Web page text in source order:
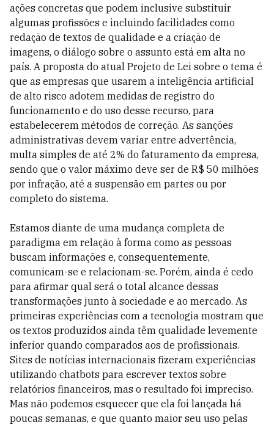
ações concretas que podem inclusive substituir
algumas profissões e incluindo facilidades como
redação de textos de qualidade e a criação de
imagens, o diálogo sobre o assunto está em alta no
país. A proposta do atual Projeto de Lei sobre o tema é
que as empresas que usarem a inteligência artificial
de alto risco adotem medidas de registro do
funcionamento e do uso desse recurso, para
estabelecerem métodos de correção. As sanções
administrativas devem variar entre advertência,
multa simples de até 2% do faturamento da empresa,
sendo que o valor máximo deve ser de R$ 50 milhões
por infração, até a suspensão em partes ou por
completo do sistema.
Estamos diante de uma mudança completa de
paradigma em relação à forma como as pessoas
buscam informações e, consequentemente,
comunicam-se e relacionam-se. Porém, ainda é cedo
para afirmar qual será o total alcance dessas
transformações junto à sociedade e ao mercado. As
primeiras experiências com a tecnologia mostram que
os textos produzidos ainda têm qualidade levemente
inferior quando comparados aos de profissionais.
Sites de notícias internacionais fizeram experiências
utilizando chatbots para escrever textos sobre
relatórios financeiros, mas o resultado foi impreciso.
Mas não podemos esquecer que ela foi lançada há
poucas semanas, e que quanto maior seu uso pelas